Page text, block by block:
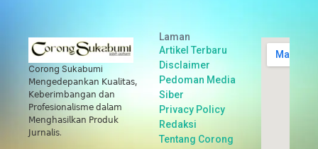
Corong Sukabumi
𝖬𝖾𝗇𝗀𝖾𝖽𝖾𝗉𝖺𝗇𝗄𝖺𝗇 𝖪𝗎𝖺𝗅𝗂𝗍𝖺𝗌,
𝖪𝖾𝖻𝖾𝗋𝗂𝗆𝖻𝖺𝗇𝗀𝖺𝗇 𝖽𝖺𝗇
𝖯𝗋𝗈𝖿𝖾𝗌𝗂𝗈𝗇𝖺𝗅𝗂𝗌𝗆𝖾 𝖽𝖺𝗅𝖺𝗆
𝖬𝖾𝗇𝗀𝗁𝖺𝗌𝗂𝗅𝗄𝖺𝗇 𝖯𝗋𝗈𝖽𝗎𝗄
𝖩𝗎𝗋𝗇𝖺𝗅𝗂𝗌.
Laman
Artikel Terbaru
Disclaimer
Pedoman Media
Siber
Privacy Policy
Redaksi
Tentang Corong